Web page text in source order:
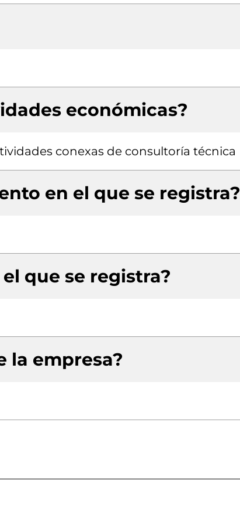
económicas?
conexas de consultoría técnica
en el que se registra?
que se registra?
la empresa?